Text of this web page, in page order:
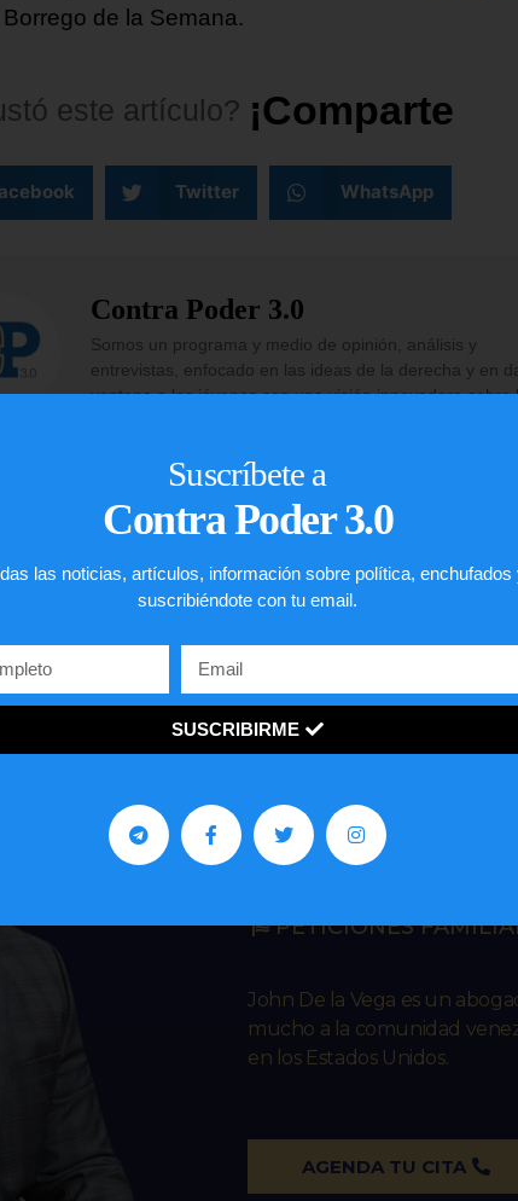
de la Semana.
este artículo? ¡Comparte
Twitter WhatsApp
Contra Poder 3.0
Somos un programa y medio de opinión, análisis y
entrevistas, enfocado en las ideas de la derecha y en
ventana a los jóvenes con una visión innovadora sobre
John R.
IMMIGRATION
ASILO
PETICIONES
John De la Vega es un
mucho a la comunidad
en los Estados Unidos.
AGENDA TU CITA
Suscríbete a
Contra Poder 3.0
las noticias, artículos, información sobre política, enchufados
suscribiéndote con tu email.
SUSCRIBIRME